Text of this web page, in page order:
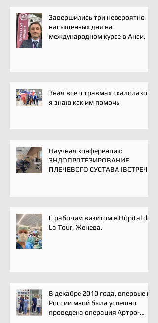
Завершились три невероятно
насыщенных дня на
международном курсе в Анси.
Зная все о травмах скалолазов,
я знаю как им помочь
Научная конференция:
ЭНДОПРОТЕЗИРОВАНИЕ
ПЛЕЧЕВОГО СУСТАВА |ВСТРЕЧА
С рабочим визитом в Hôpital de
La Tour, Женева.
В декабре 2010 года, впервые в
России мной была успешно
проведена операция Артро-